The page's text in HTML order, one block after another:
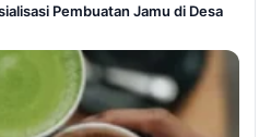
Pembuatan Jamu di Desa